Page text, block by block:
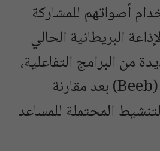
أصواتهم للمشاركة
البريطانية الحالي
من البرامج التفاعلية،
وجرى اختيار اسم (Beeb) بعد مقارنة
المحتملة للمساعد